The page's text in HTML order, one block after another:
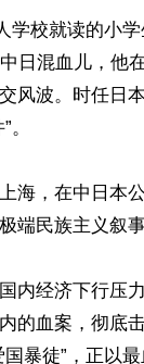
学校就读的小
日混血儿，他
风波。时任日
海，在中日本
端民族主义叙
内经济下行压
的血案，彻底
暴徒”，正以